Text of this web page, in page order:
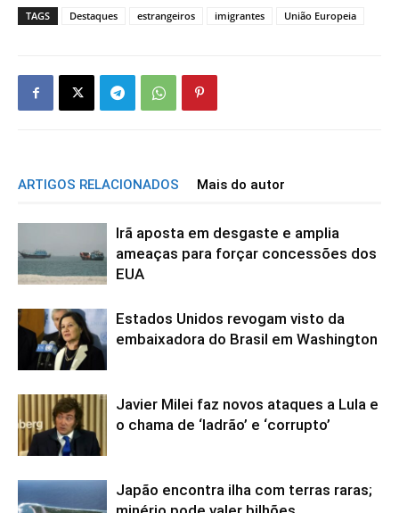
TAGS Destaques estrangeiros imigrantes União Europeia
ARTIGOS RELACIONADOS Mais do autor
Irã aposta em desgaste e amplia
ameaças para forçar concessões dos
EUA
Estados Unidos revogam visto da
embaixadora do Brasil em Washington
Javier Milei faz novos ataques a Lula e
o chama de ‘ladrão’ e ‘corrupto’
Japão encontra ilha com terras raras;